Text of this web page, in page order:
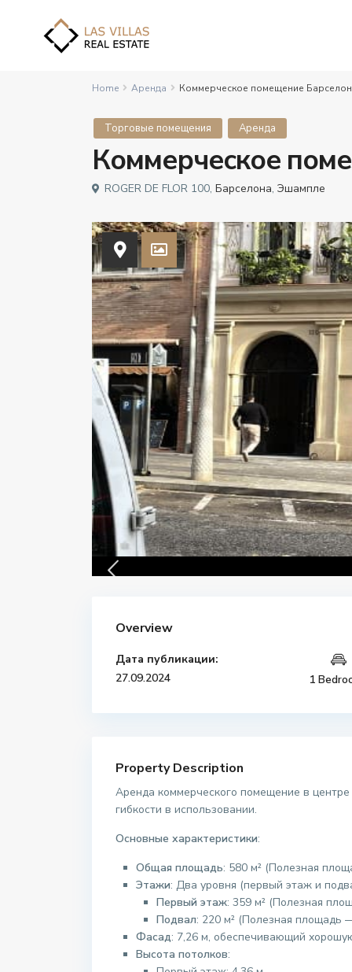
Home Аренда Коммерческое помещение
Торговые помещения Аренда
Коммерческое
ROGER DE FLOR 100, Барселона, Эшампле
Overview
Дата публикации:
27.09.2024
1
Property Description
Аренда коммерческого помещение в
гибкости в использовании.
Основные характеристики:
Общая площадь: 580 м² (Полезная
Этажи: Два уровня (первый этаж и
Первый этаж: 359 м² (Полезная
Подвал: 220 м² (Полезная площадь
Фасад: 7,26 м, обеспечивающий
Высота потолков: